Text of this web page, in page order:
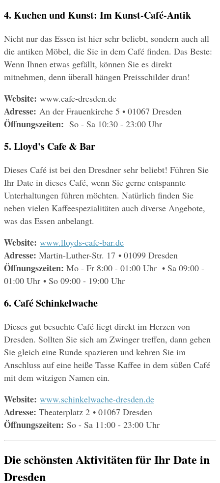
4. Kuchen und Kunst: Im Kunst-Café-Antik
Nicht nur das Essen ist hier sehr beliebt, sondern auch all
die antiken Möbel, die Sie in dem Café finden. Das Beste:
Wenn Ihnen etwas gefällt, können Sie es direkt
mitnehmen, denn überall hängen Preisschilder dran!
Website: www.cafe-dresden.de
Adresse: An der Frauenkirche 5 • 01067 Dresden
Öffnungszeiten: So - Sa 10:30 - 23:00 Uhr
5. Lloyd's Cafe & Bar
Dieses Café ist bei den Dresdner sehr beliebt! Führen Sie
Ihr Date in dieses Café, wenn Sie gerne entspannte
Unterhaltungen führen möchten. Natürlich finden Sie
neben vielen Kaffeespezialitäten auch diverse Angebote,
was das Essen anbelangt.
Website: www.lloyds-cafe-bar.de
Adresse: Martin-Luther-Str. 17 • 01099 Dresden
Öffnungszeiten: Mo - Fr 8:00 - 01:00 Uhr  • Sa 09:00 -
01:00 Uhr • So 09:00 - 19:00 Uhr
6. Café Schinkelwache
Dieses gut besuchte Café liegt direkt im Herzen von
Dresden. Sollten Sie sich am Zwinger treffen, dann gehen
Sie gleich eine Runde spazieren und kehren Sie im
Anschluss auf eine heiße Tasse Kaffee in dem süßen Café
mit dem witzigen Namen ein.
Website: www.schinkelwache-dresden.de
Adresse: Theaterplatz 2 • 01067 Dresden
Öffnungszeiten: So - Sa 11:00 - 23:00 Uhr
Die schönsten Aktivitäten für Ihr Date in
Dresden